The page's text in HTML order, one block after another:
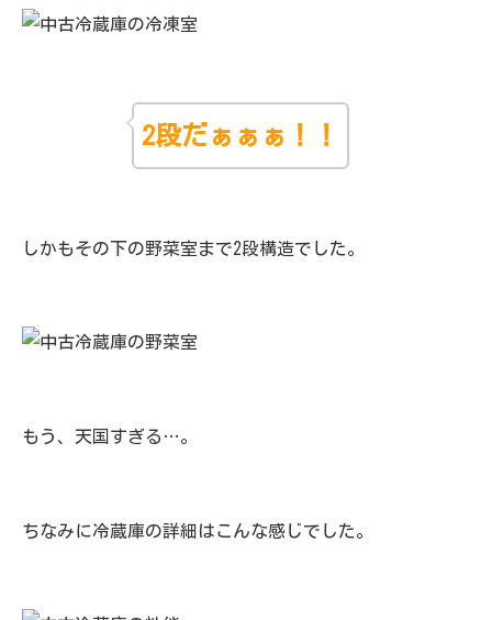
2段だぁぁぁ！！
しかもその下の野菜室まで2段構造でした。
もう、天国すぎる…。
ちなみに冷蔵庫の詳細はこんな感じでした。